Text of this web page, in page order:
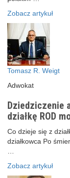
Zobacz artykuł
Tomasz R. Weigt
Adwokat
Dziedziczenie
działkę ROD
Co dzieje się z
działkowca Po
…
Zobacz artykuł